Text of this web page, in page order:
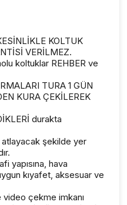
KOLTUK
VERİLMEZ.
koltuklar REHBER ve
TURA 1 GÜN
KURA ÇEKİLEREK
durakta
şekilde yer
yapısına, hava
kıyafet, aksesuar ve
çekme imkanı